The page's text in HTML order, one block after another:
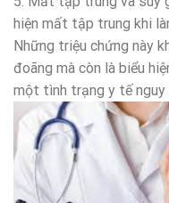
hiện mất tập trung khi
Những triệu chứng này
đoãng mà còn là biểu
một tình trạng y tế nguy